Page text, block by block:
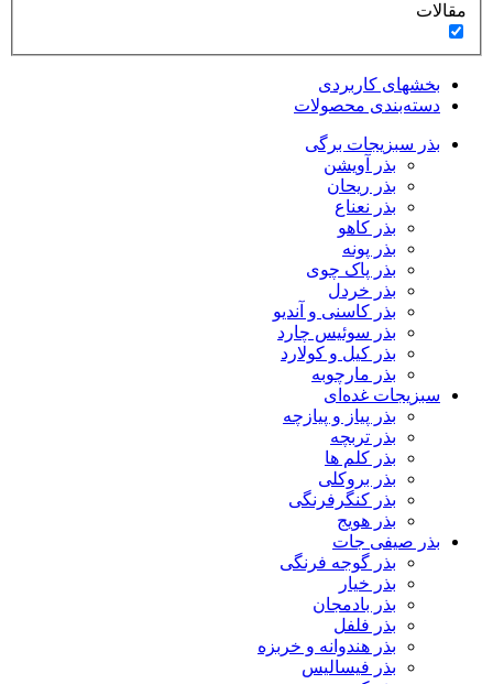
مقالات
بخشهای کاربردی
دسته‌بندی محصولات
بذر سبزیجات برگی
بذر آویشن
بذر ریحان
بذر نعناع
بذر کاهو
بذر پونه
بذر پاک چوی
بذر خردل
بذر کاسنی و آندیو
بذر سوئیس چارد
بذر کیل و کولارد
بذر مارچوبه
سبزیجات غده‌ای
بذر پیاز و پیازچه
بذر تربچه
بذر کلم ها
بذر بروکلی
بذر کنگرفرنگی
بذر هویج
بذر صیفی جات
بذر گوجه فرنگی
بذر خیار
بذر بادمجان
بذر فلفل
بذر هندوانه و خربزه
بذر فیسالیس